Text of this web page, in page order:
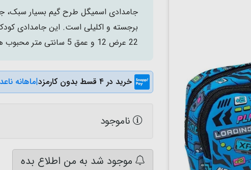
جامدادی اسمیگل طرح گیم بسيار سبک،
برجسته و اکلیلی است. این جامدادی
22 عرض 12 و عمق 5 سانتی متر محبوب همه بچه هاست!
خرید در ۴ قسط بدون کارمزد |ماهانه
ناموجود
موجود شد به من اطلاع بده